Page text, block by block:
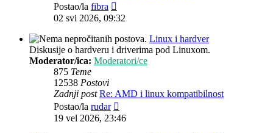
Postao/la fibra
post
02 svi 2026, 09:32
Linux i hardver
Diskusije o hardveru i driverima pod Linuxom.
Moderator/ica: Moderatori/ce
875 Teme
12538 Postovi
Zadnji post Re: AMD i linux kompatibilnost
Postao/la rudar
post
19 vel 2026, 23:46